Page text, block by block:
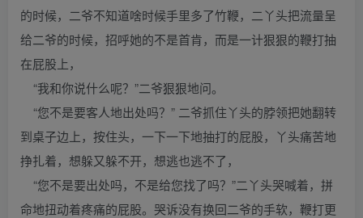
的时候，二爷不知道啥时候手里多了竹鞭，二丫头把流量呈
给二爷的时候，招呼她的不是首肯，而是一计狠狠的鞭打抽
在屁股上，
“我和你说什么呢？”二爷狠狠地问。
“您不是要客人地出处吗？” 二爷抓住丫头的脖领把她翻转
到桌子边上，按住头，一下一下地抽打的屁股，丫头痛苦地
挣扎着，想躲又躲不开，想逃也逃不了，
“您不是要出处吗，不是给您找了吗？”二丫头哭喊着，拼
命地扭动着疼痛的屁股。哭诉没有换回二爷的手软，鞭打更